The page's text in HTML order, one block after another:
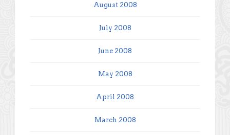
August 2008
July 2008
June 2008
May 2008
April 2008
March 2008